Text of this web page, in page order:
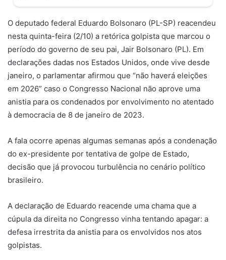
O deputado federal Eduardo Bolsonaro (PL-SP) reacendeu
nesta quinta-feira (2/10) a retórica golpista que marcou o
período do governo de seu pai, Jair Bolsonaro (PL). Em
declarações dadas nos Estados Unidos, onde vive desde
janeiro, o parlamentar afirmou que “não haverá eleições
em 2026” caso o Congresso Nacional não aprove uma
anistia para os condenados por envolvimento no atentado
à democracia de 8 de janeiro de 2023.
A fala ocorre apenas algumas semanas após a condenação
do ex-presidente por tentativa de golpe de Estado,
decisão que já provocou turbulência no cenário político
brasileiro.
A declaração de Eduardo reacende uma chama que a
cúpula da direita no Congresso vinha tentando apagar: a
defesa irrestrita da anistia para os envolvidos nos atos
golpistas.